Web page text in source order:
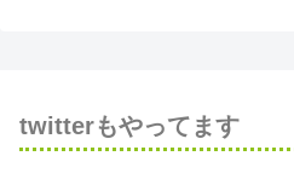
twitterもやってます